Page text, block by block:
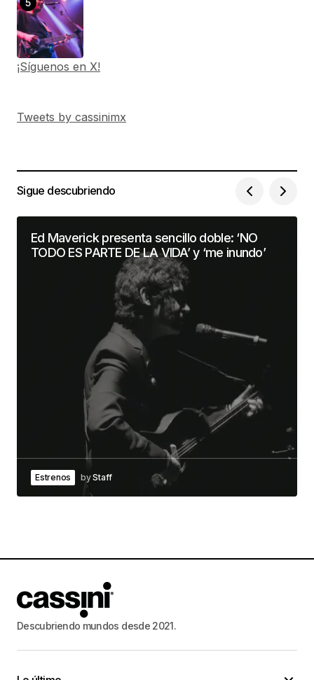
¡Síguenos en X!
Tweets by cassinimx
Sigue descubriendo
Ed Maverick presenta sencillo doble: ‘NO
TODO ES PARTE DE LA VIDA’ y ‘me inundo’
Estrenos byStaff
Descubriendo mundos desde 2021.